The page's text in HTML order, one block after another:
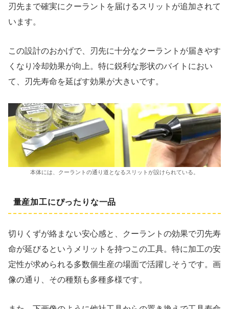
刃先まで確実にクーラントを届けるスリットが追加されて
います。
この設計のおかげで、刃先に十分なクーラントが届きやす
くなり冷却効果が向上。特に鋭利な形状のバイトにおい
て、刃先寿命を延ばす効果が大きいです。
本体には、クーラントの通り道となるスリットが設けられている。
量産加工にぴったりな一品
切りくずが絡まない安心感と、クーラントの効果で刃先寿
命が延びるというメリットを持つこの工具。特に加工の安
定性が求められる多数個生産の場面で活躍しそうです。画
像の通り、その種類も多種多様です。